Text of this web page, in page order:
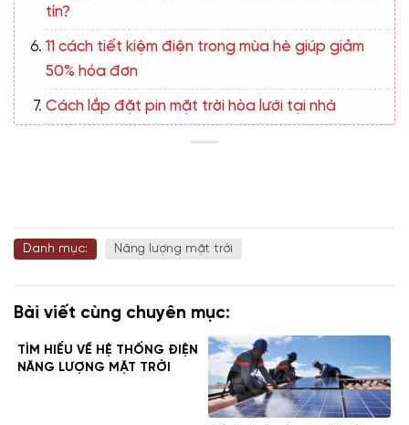
tín?
11 cách tiết kiệm điện trong mùa hè giúp giảm
50% hóa đơn
Cách lắp đặt pin mặt trời hòa lưới tại nhà
Danh mục: Năng lượng mặt trời
Bài viết cùng chuyên mục:
TÌM HIỂU VỀ HỆ THỐNG ĐIỆN
NĂNG LƯỢNG MẶT TRỜI